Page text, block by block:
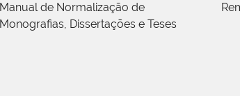
Manual de Normalização de
Monografias, Dissertações e Teses